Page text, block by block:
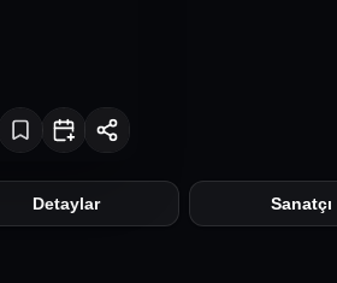
Detaylar Sanatçı